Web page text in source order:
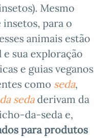
Mesmo
para o
animais estão
sua exploração
e guias veganos
como seda,
sedaderivam da
da-seda e,
para produtos